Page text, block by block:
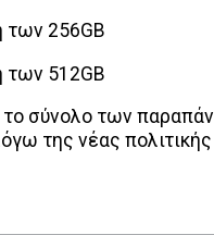
των 256GB
των 512GB
σύνολο των
της νέας